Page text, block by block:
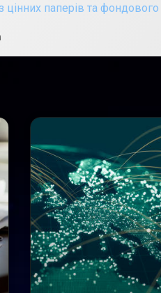
цінних паперів та